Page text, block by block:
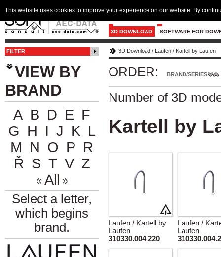
3D DOWNLOAD SOFTWARE FOR
FILTER
VIEW BY
BRAND
A B D E F
G H I J K L
M N O P R
Ř S T V Z
All
Select a letter,
which begins
brand.
3D Download / Laufen / Kartell by Laufen
ORDER: BRAND/SERIES
Number of 3D
Kartell by
Laufen / Kartell by
Laufen
310330.004.220
Laufen /
Laufen
This website uses cookies to improve your experience on our website. By